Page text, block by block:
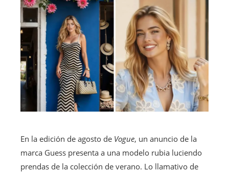
En la edición de agosto de Vogue, un anuncio de la
marca Guess presenta a una modelo rubia luciendo
prendas de la colección de verano. Lo llamativo de